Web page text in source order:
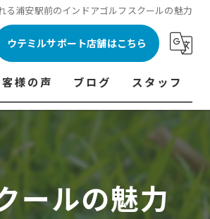
る浦安駅前のインドアゴルフスクールの魅力
ウテミルサポート店舗はこちら
品ラインナップ一覧
様の声
ィッテイング・試打会参加者の声
ブログ スタッフ
代表あいさつ
ールの魅力